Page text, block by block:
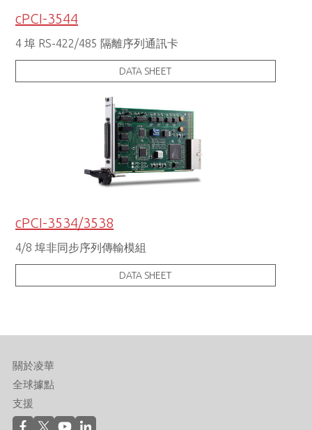
cPCI-3544
4 埠 RS-422/485 隔離序列通訊卡
DATA SHEET
cPCI-3534/3538
4/8 埠非同步序列傳輸模組
DATA SHEET
關於凌華
全球據點
支援